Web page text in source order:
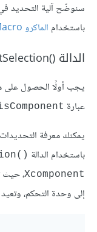
باستخدام الماكرو Macro
الدالة getCurrentSelection()‎
عبارة
يمكنك معرفة
باستخدام الدالة
Xcomponent، حيث
إلى وحدة التحكم،